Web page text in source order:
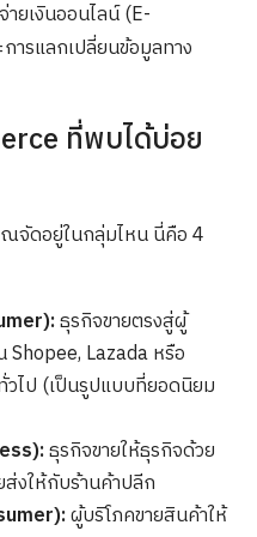
ยเงินออนไลน์ (E-
ารแลกเปลี่ยนข้อมูลทาง
ที่พบได้บ่อย
จัดอยู่ในกลุ่มไหน นี่คือ 4
ธุรกิจขายตรงสู่ผู้
Shopee, Lazada หรือ
วไป (เป็นรูปแบบที่ยอดนิยม
ธุรกิจขายให้ธุรกิจด้วย
ส่งให้กับร้านค้าปลีก
ผู้บริโภคขายสินค้าให้